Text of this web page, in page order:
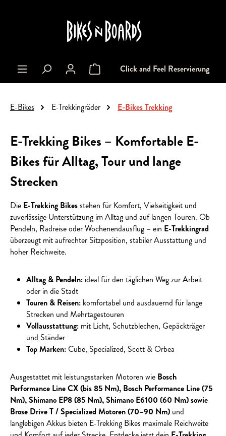
Warenkorb enthält 0 Positionen. Der
Click and Feel Reservierung
E-Bikes E-Trekkingräder E-Bikes Trekking
E-Trekking Bikes – Komfortable E-
Bikes für Alltag, Tour und lange
Strecken
Die E-Trekking Bikesstehen für Komfort, Vielseitigkeit und
zuverlässige Unterstützung im Alltag und auf langen Touren. Ob
Pendeln, Radreise oder Wochenendausflug – ein E-Trekkingrad
überzeugt mit aufrechter Sitzposition, stabiler Ausstattung und
hoher Reichweite.
Alltag & Pendeln: ideal für den täglichen Weg zur Arbeit
oder in die Stadt
Touren & Reisen: komfortabel und ausdauernd für lange
Strecken und Mehrtagestouren
Vollausstattung: mit Licht, Schutzblechen, Gepäckträger
und Ständer
Top Marken:Cube, Specialized, Scott & Orbea
Ausgestattet mit leistungsstarken Motoren wie Bosch
Performance Line CX (bis 85 Nm), Bosch Performance Line (75
Nm), Shimano EP8 (85 Nm), Shimano E6100 (60 Nm) sowie
Brose Drive T / Specialized Motoren (70–90 Nm) und
langlebigen Akkus bieten E-Trekking Bikes maximale Reichweite